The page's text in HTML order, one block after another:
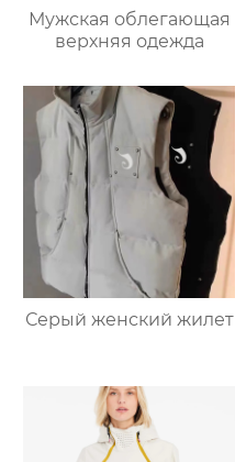
Мужская облегающая
верхняя одежда
Серый женский жилет